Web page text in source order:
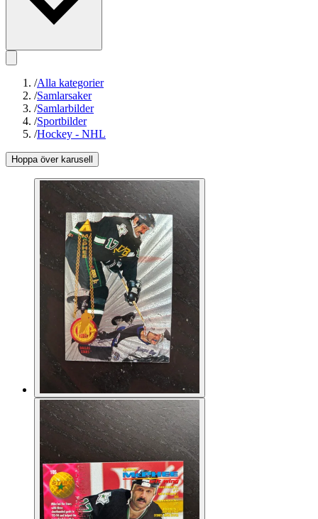
/Alla kategorier
/Samlarsaker
/Samlarbilder
/Sportbilder
/Hockey - NHL
Hoppa över karusell